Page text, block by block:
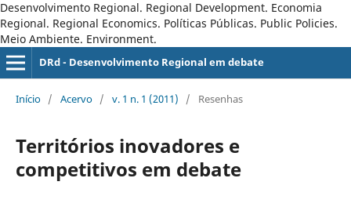
Desenvolvimento Regional. Regional Development. Economia
Regional. Regional Economics. Políticas Públicas. Public Policies.
Meio Ambiente. Environment.
DRd - Desenvolvimento Regional em debate
Início / Acervo / v. 1 n. 1 (2011) / Resenhas
Territórios inovadores e
competitivos em debate